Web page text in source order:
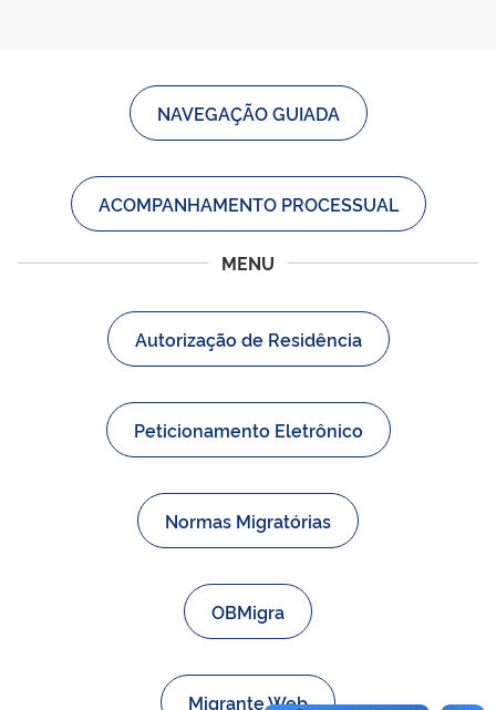
NAVEGAÇÃO GUIADA
ACOMPANHAMENTO PROCESSUAL
MENU
Autorização de Residência
Peticionamento Eletrônico
Normas Migratórias
OBMigra
Migrante Web